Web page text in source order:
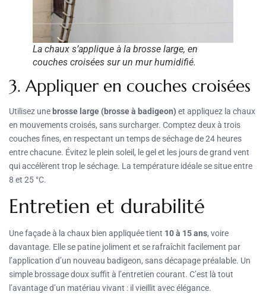
La chaux s’applique à la brosse large, en
couches croisées sur un mur humidifié.
3. Appliquer en couches croisées
Utilisez une brosse large (brosse à badigeon) et appliquez la chaux
en mouvements croisés, sans surcharger. Comptez deux à trois
couches fines, en respectant un temps de séchage de 24 heures
entre chacune. Évitez le plein soleil, le gel et les jours de grand vent
qui accélèrent trop le séchage. La température idéale se situe entre
8 et 25 °C.
Entretien et durabilité
Une façade à la chaux bien appliquée tient 10 à 15 ans, voire
davantage. Elle se patine joliment et se rafraîchit facilement par
l’application d’un nouveau badigeon, sans décapage préalable. Un
simple brossage doux suffit à l’entretien courant. C’est là tout
l’avantage d’un matériau vivant : il vieillit avec élégance.